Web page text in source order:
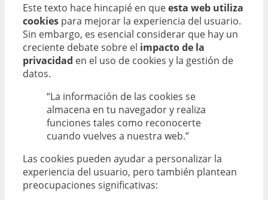
Este texto hace hincapié en queesta web utiliza
cookies para mejorar la experiencia del usuario.
Sin embargo, es esencial considerar que hay un
creciente debate sobre el impacto de la
privacidad en el uso de cookies y la gestión de
datos.
“La información de las cookies se
almacena en tu navegador y realiza
funciones tales como reconocerte
cuando vuelves a nuestra web.”
Las cookies pueden ayudar a personalizar la
experiencia del usuario, pero también plantean
preocupaciones significativas: